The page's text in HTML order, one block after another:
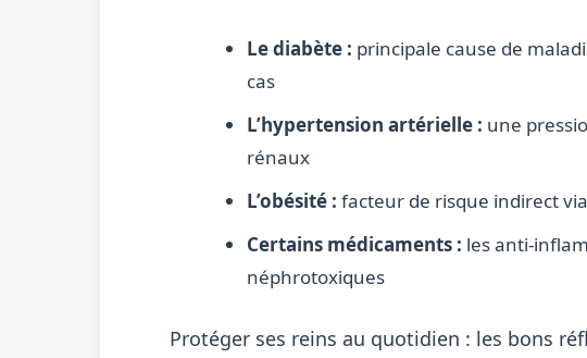
Le diabète : principale cause de
cas
L’hypertension artérielle : une
rénaux
L’obésité : facteur de risque indirect
Certains médicaments : les anti-
néphrotoxiques
Protéger ses reins au quotidien : les bons